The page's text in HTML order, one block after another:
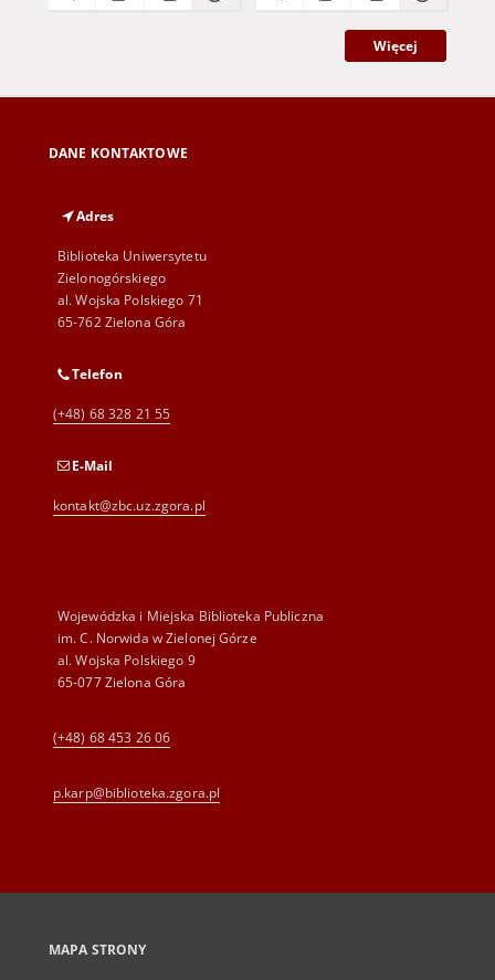
Więcej
DANE KONTAKTOWE
Adres
Biblioteka Uniwersytetu
Zielonogórskiego
al. Wojska Polskiego 71
65-762 Zielona Góra
Telefon
(+48) 68 328 21 55
E-Mail
kontakt@zbc.uz.zgora.pl
Wojewódzka i Miejska Biblioteka Publiczna
im. C. Norwida w Zielonej Górze
al. Wojska Polskiego 9
65-077 Zielona Góra
(+48) 68 453 26 06
p.karp@biblioteka.zgora.pl
MAPA STRONY